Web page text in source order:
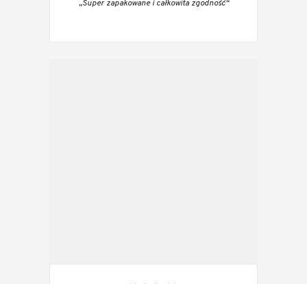
„Super zapakowane i całkowita zgodność“